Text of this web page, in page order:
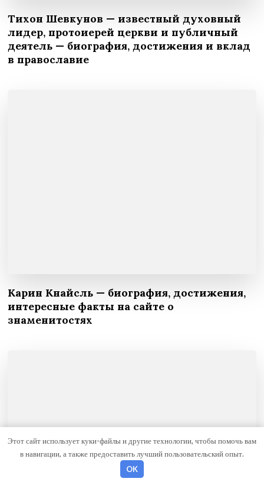
Тихон Шевкунов — известный духовный
лидер, протоиерей церкви и публичный
деятель — биография, достижения и вклад
в православие
Карин Кнайсль — биография, достижения,
интересные факты на сайте о
знаменитостях
Этот сайт использует куки-файлы и другие технологии, чтобы помочь вам
в навигации, а также предоставить лучший пользовательский опыт.
OK